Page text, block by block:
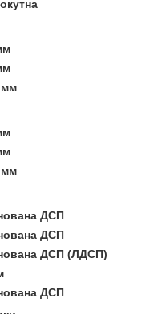
мм
мм
ДСП
ДСП
ДСП (ЛДСП)
ДСП